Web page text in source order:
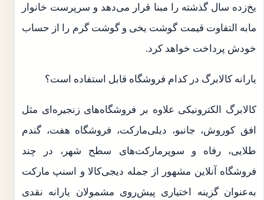
یخ‌زده سال گذشته را مبنا قرار می‌دهد و سرپرست خانوار
مابه التفاوت قیمت گوشت یخی و گوشت گرم را از حساب
خودش پرداخت خواهد کرد.
یارانه کالابرگ در کدام فروشگاه قابل استفاده است؟
کالابرگ الکترونیکی علاوه بر فروشگاه‌های زنجیره‌ای مثل
افق کوروش، جانبو، دیلی‌مارکت، فروشگاه هفت، گندم
طلایی، رفاه و سوپرمارکت‌های سطح شهر، در چند
فروشگاه آنلاین مشهور از جمله دیجی‌کالا و اسنپ مارکت
به‌عنوان گزینه اختیاری پیش‌روی مشمولان یارانه نقدی